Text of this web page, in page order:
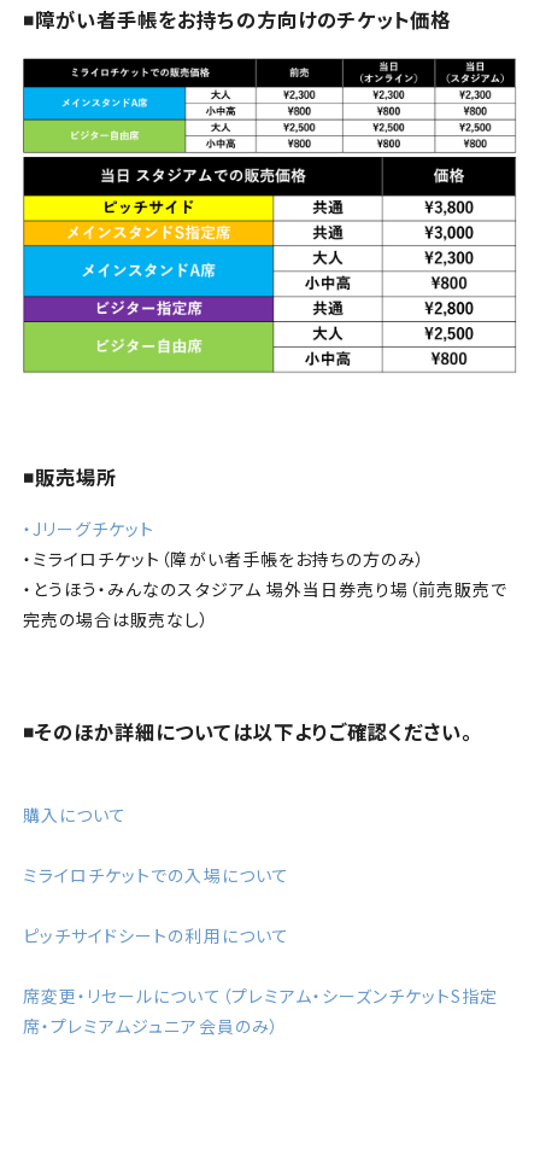
◾️障がい者手帳をお持ちの方向けのチケット価格
◾️販売場所
・Jリーグチケット
・ミライロチケット（障がい者手帳をお持ちの方のみ）
・とうほう・みんなのスタジアム 場外当日券売り場（前売販売で
完売の場合は販売なし）
◾️そのほか詳細については以下よりご確認ください。
購入について
ミライロチケットでの入場について
ピッチサイドシートの利用について
席変更・リセールについて（プレミアム・シーズンチケットS指定
席・プレミアムジュニア会員のみ）